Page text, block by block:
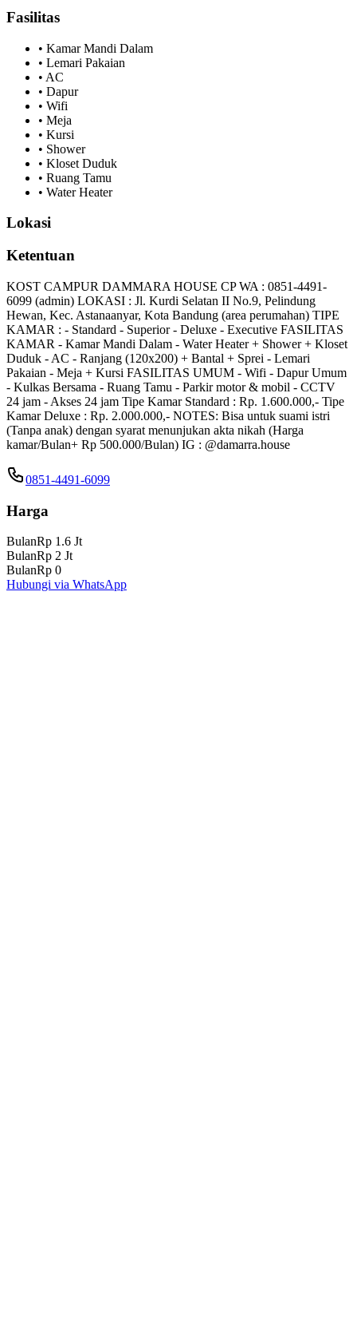
Fasilitas
• Kamar Mandi Dalam
• Lemari Pakaian
• AC
• Dapur
• Wifi
• Meja
• Kursi
• Shower
• Kloset Duduk
• Ruang Tamu
• Water Heater
Lokasi
Ketentuan
KOST CAMPUR DAMMARA HOUSE CP WA : 0851-4491-
6099 (admin) LOKASI : Jl. Kurdi Selatan II No.9, Pelindung
Hewan, Kec. Astanaanyar, Kota Bandung (area perumahan) TIPE
KAMAR : - Standard - Superior - Deluxe - Executive FASILITAS
KAMAR - Kamar Mandi Dalam - Water Heater + Shower + Kloset
Duduk - AC - Ranjang (120x200) + Bantal + Sprei - Lemari
Pakaian - Meja + Kursi FASILITAS UMUM - Wifi - Dapur Umum
- ⁠Kulkas Bersama - Ruang Tamu - Parkir motor & mobil - ⁠CCTV
24 jam - ⁠Akses 24 jam Tipe Kamar Standard : Rp. 1.600.000,- Tipe
Kamar Deluxe : Rp. 2.000.000,- NOTES: Bisa untuk suami istri
(Tanpa anak) dengan syarat menunjukan akta nikah (Harga
kamar/Bulan+ Rp 500.000/Bulan) IG : @damarra.house
0851-4491-6099
Harga
BulanRp 1.6 Jt
BulanRp 2 Jt
BulanRp 0
Hubungi via WhatsApp